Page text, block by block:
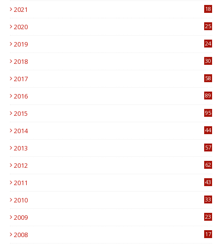
2021
18
2020
25
2019
24
2018
30
2017
58
2016
89
2015
95
2014
44
2013
57
2012
62
2011
43
2010
33
2009
23
2008
17